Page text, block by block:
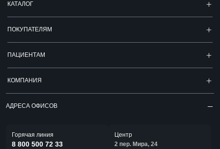
КАТАЛОГ
ПОКУПАТЕЛЯМ
ПАЦИЕНТАМ
КОМПАНИЯ
АДРЕСА ОФИСОВ
Горячая линия
8 800 500 72 33
Центр
2 пер. Мира, 24